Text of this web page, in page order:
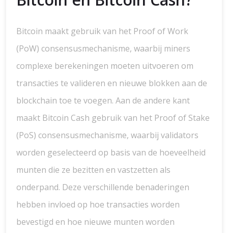
Bitcoin maakt gebruik van het Proof of Work
(PoW) consensusmechanisme, waarbij miners
complexe berekeningen moeten uitvoeren om
transacties te valideren en nieuwe blokken aan de
blockchain toe te voegen. Aan de andere kant
maakt Bitcoin Cash gebruik van het Proof of Stake
(PoS) consensusmechanisme, waarbij validators
worden geselecteerd op basis van de hoeveelheid
munten die ze bezitten en vastzetten als
onderpand. Deze verschillende benaderingen
hebben invloed op hoe transacties worden
bevestigd en hoe nieuwe munten worden